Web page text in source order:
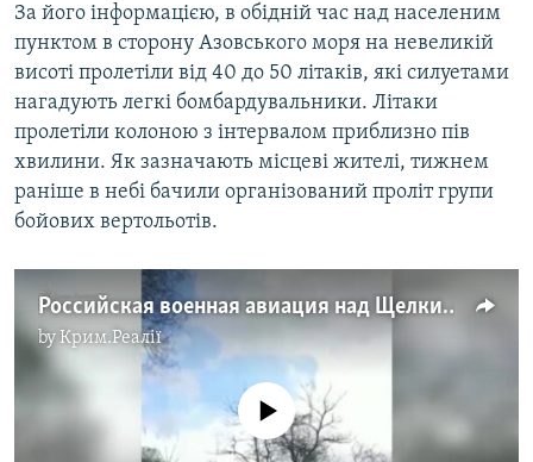
ДЕПОРТАЦІЯ
ВІДЕОУРОКИ «ELIFBE»
СВІДЧЕННЯ ОКУПАЦІЇ
УКРАЇНСЬКА ПРОБЛЕМА КРИМУ
ІНФОГРАФІКА
ЯК ОБІЙТИ БЛОКУВАННЯ
Русский
Qırımtatar
ДОЛУЧАЙСЯ!
Усі сайти RFE/RL
За його інформацією, в обідній час над населеним
пунктом в сторону Азовського моря на невеликій
висоті пролетіли від 40 до 50 літаків, які силуетами
нагадують легкі бомбардувальники. Літаки
пролетіли колоною з інтервалом приблизно пів
хвилини. Як зазначають місцеві жителі, тижнем
раніше в небі бачили організований проліт групи
бойових вертольотів.
Российская военная авиация над Щелкино (видео)
byКрим.Реалії
No media source currently available